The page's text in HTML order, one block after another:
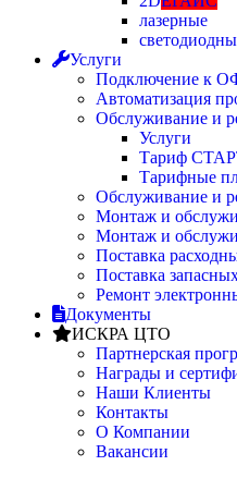
лазерные
Услуги
Подключение к
Автоматизация
Обслуживание и
Услуги
Тариф
Тарифные
Обслуживание и
Монтаж и
Монтаж и
Поставка
Поставка
Ремонт
Документы
ИСКРА ЦТО
Партнерская
Награды и
Наши Клиенты
Контакты
О Компании
Вакансии